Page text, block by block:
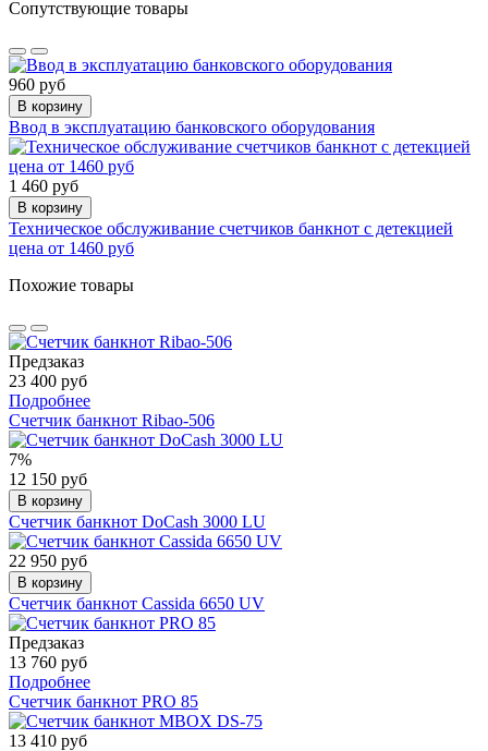
Сопутствующие товары
960 руб
В корзину
Ввод в эксплуатацию банковского оборудования
1 460 руб
В корзину
Техническое обслуживание счетчиков банкнот с детекцией
цена от 1460 руб
Похожие товары
Предзаказ
23 400 руб
Подробнее
Счетчик банкнот Ribao-506
7%
12 150 руб
В корзину
Счетчик банкнот DoCash 3000 LU
22 950 руб
В корзину
Счетчик банкнот Cassida 6650 UV
Предзаказ
13 760 руб
Подробнее
Счетчик банкнот PRO 85
13 410 руб